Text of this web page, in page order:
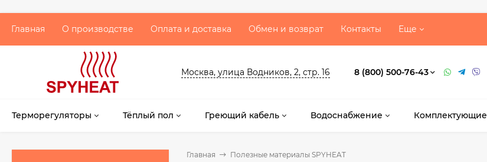
Главная О производстве Оплата и доставка Обмен и возврат Контакты Еще
Москва, улица Водников, 2, стр. 16 8 (800) 500-76-43
Терморегуляторы Тёплый пол Греющий кабель Водоснабжение Комплектующие
Главная Полезные материалы SPYHEAT